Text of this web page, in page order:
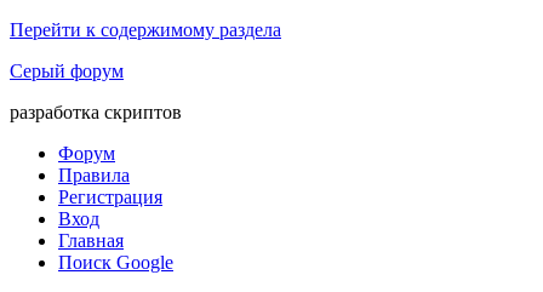
Перейти к содержимому раздела
Серый форум
разработка скриптов
Форум
Правила
Регистрация
Вход
Главная
Поиск Google